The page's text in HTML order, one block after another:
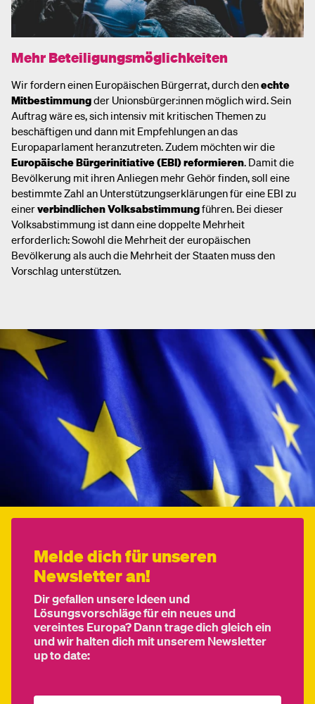
Mehr Beteiligungsmöglichkeiten
Wir fordern einen Europäischen Bürgerrat, durch denechte
Mitbestimmungder Unionsbürger:innen möglich wird. Sein
Auftrag wäre es, sich intensiv mit kritischen Themen zu
beschäftigen und dann mit Empfehlungen an das
Europaparlament heranzutreten. Zudem möchten wir die
Europäische Bürgerinitiative (EBI) reformieren. Damit die
Bevölkerung mit ihren Anliegen mehr Gehör finden, soll eine
bestimmte Zahl an Unterstützungserklärungen für eine EBI zu
einerverbindlichen Volksabstimmungführen. Bei dieser
Volksabstimmung ist dann eine doppelte Mehrheit
erforderlich: Sowohl die Mehrheit der europäischen
Bevölkerung als auch die Mehrheit der Staaten muss den
Vorschlag unterstützen.
Melde dich für unseren
Newsletter an!
Dir gefallen unsere Ideen und
Lösungsvorschläge für ein neues und
vereintes Europa? Dann trage dich gleich ein
und wir halten dich mit unserem Newsletter
up to date: